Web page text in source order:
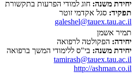
יחידת משנה: חוג למודי הפרעות בתקשורת
תפקיד: סגל אקדמי זוטר
galeshel@tauex.tau.ac.il
תמיר אשמן
יחידה: הפקולטה לרפואה
יחידת משנה: בי"ס ללימודי המשך ברפואה
tamirash@tauex.tau.ac.il
http://ashman.co.il